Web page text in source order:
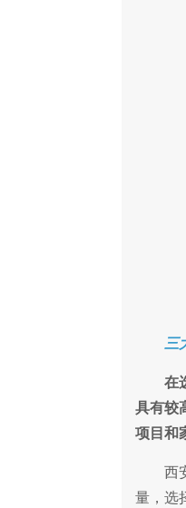
三
在
具有较
项目和
西安
量，选